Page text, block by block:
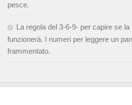
pesce.
La regola del 3-6-9- per capire se la
funzionerà. I numeri per leggere un
frammentato.